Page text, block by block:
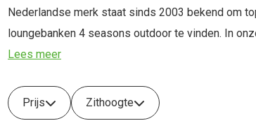
Nederlandse merk staat sinds 2003 bekend om
loungebanken 4 seasons outdoor te vinden. In
Lees meer
Prijs Zithoogte